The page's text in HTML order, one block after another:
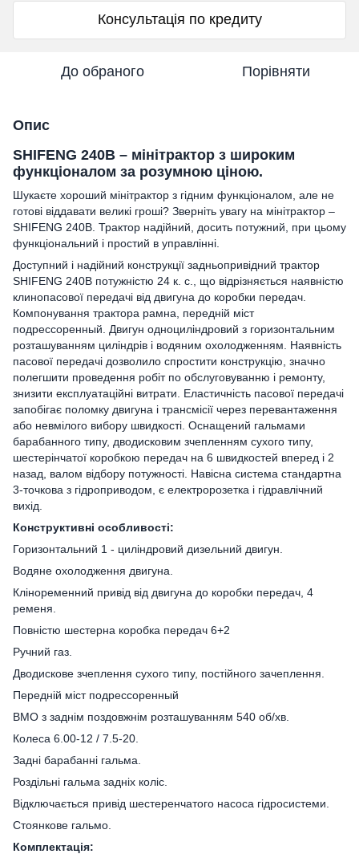
Консультація по кредиту
До обраного Порівняти
Опис
SHIFENG 240B – мінітрактор з широким
функціоналом за розумною ціною.
Шукаєте хороший мінітрактор з гідним функціоналом, але не
готові віддавати великі гроші? Зверніть увагу на мінітрактор –
SHIFENG 240B. Трактор надійний, досить потужний, при цьому
функціональний і простий в управлінні.
Доступний і надійний конструкції задньопривідний трактор
SHIFENG 240B потужністю 24 к. с., що відрізняється наявністю
клинопасової передачі від двигуна до коробки передач.
Компонування трактора рамна, передній міст
подрессоренный. Двигун одноциліндровий з горизонтальним
розташуванням циліндрів і водяним охолодженням. Наявність
пасової передачі дозволило спростити конструкцію, значно
полегшити проведення робіт по обслуговуванню і ремонту,
знизити експлуатаційні витрати. Еластичність пасової передачі
запобігає поломку двигуна і трансмісії через перевантаження
або невмілого вибору швидкості. Оснащений гальмами
барабанного типу, дводисковим зчепленням сухого типу,
шестерінчатої коробкою передач на 6 швидкостей вперед і 2
назад, валом відбору потужності. Навісна система стандартна
3-точкова з гідроприводом, є електророзетка і гідравлічний
вихід.
Конструктивні особливості:
Горизонтальний 1 - циліндровий дизельний двигун.
Водяне охолодження двигуна.
Кліноременний привід від двигуна до коробки передач, 4
ременя.
Повністю шестерна коробка передач 6+2
Ручний газ.
Дводискове зчеплення сухого типу, постійного зачеплення.
Передній міст подрессоренный
ВМО з заднім поздовжнім розташуванням 540 об/хв.
Колеса 6.00-12 / 7.5-20.
Задні барабанні гальма.
Роздільні гальма задніх коліс.
Відключається привід шестеренчатого насоса гідросистеми.
Стоянкове гальмо.
Комплектація: